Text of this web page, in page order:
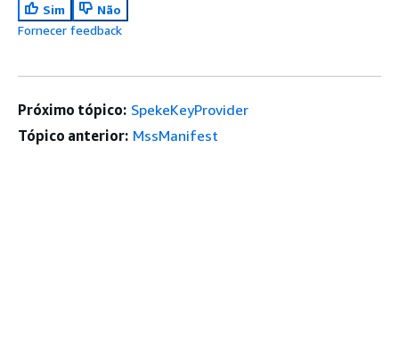
Sim
Não
Fornecer feedback
Próximo tópico: SpekeKeyProvider
Tópico anterior: MssManifest